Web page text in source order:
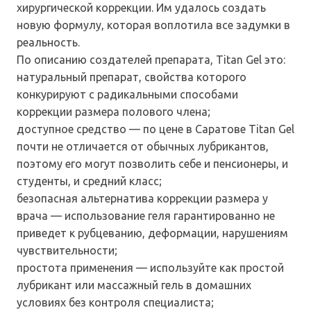
хирургической коррекции. Им удалось создать
новую формулу, которая воплотила все задумки в
реальность.
По описанию создателей препарата, Titan Gel это:
натуральный препарат, свойства которого
конкурируют с радикальными способами
коррекции размера полового члена;
доступное средство — по цене в Саратове Titan Gel
почти не отличается от обычных лубрикантов,
поэтому его могут позволить себе и пенсионеры, и
студенты, и средний класс;
безопасная альтернатива коррекции размера у
врача — использование геля гарантированно не
приведет к рубцеванию, деформации, нарушениям
чувствительности;
простота применения — используйте как простой
лубрикант или массажный гель в домашних
условиях без контроля специалиста;